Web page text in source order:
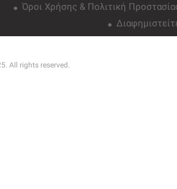
Όροι Χρήσης & Πολιτική
All rights reserved.